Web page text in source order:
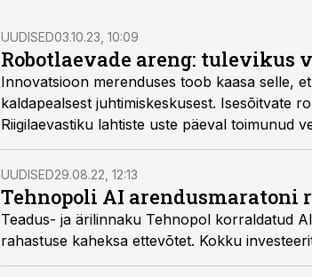
UUDISED03.10.23, 10:09
Robotlaevade areng: tulevikus
Innovatsioon merenduses toob kaasa selle,
kaldapealsest juhtimiskeskusest. Isesõitvate
Riigilaevastiku lahtiste uste päeval toimunud
UUDISED29.08.22, 12:13
Tehnopoli AI arendusmaratoni
Teadus- ja ärilinnaku Tehnopol korraldatud
rahastuse kaheksa ettevõtet. Kokku